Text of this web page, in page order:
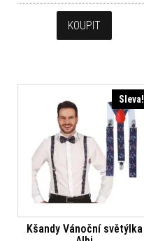
KOUPIT
Sleva!
Kšandy Vánoční světýlka